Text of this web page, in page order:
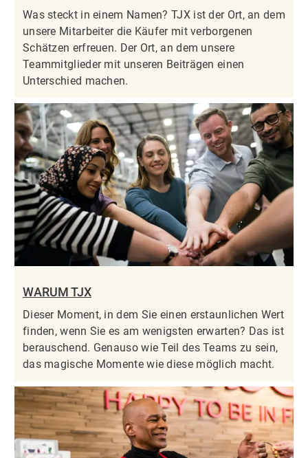
Was steckt in einem Namen? TJX ist der Ort, an dem
unsere Mitarbeiter die Käufer mit verborgenen
Schätzen erfreuen. Der Ort, an dem unsere
Teammitglieder mit unseren Beiträgen einen
Unterschied machen.
WARUM TJX
Dieser Moment, in dem Sie einen erstaunlichen Wert
finden, wenn Sie es am wenigsten erwarten? Das ist
berauschend. Genauso wie Teil des Teams zu sein,
das magische Momente wie diese möglich macht.